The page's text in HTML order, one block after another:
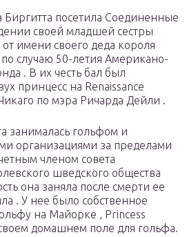
Биргитта посетила Соединенные
своей младшей сестры
имени своего деда короля
по случаю 50-летия Американо-
. В их честь бал был
принцесс на Renaissance
по мэра Ричарда Дейли .
занималась гольфом и
организациями за пределами
членом совета
шведского общества
она заняла после смерти ее
. У нее было собственное
на Майорке , Princess
домашнем поле для гольфа.